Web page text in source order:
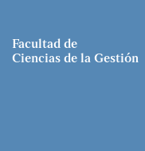
Facultad de
Ciencias de la Gestión